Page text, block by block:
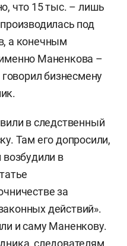
что 15 тыс. – лишь
под
а конечным
Маненкова –
бизнесмену
в следственный
Там его допросили,
возбудили в
за
действий».
и саму Маненкову.
следователям